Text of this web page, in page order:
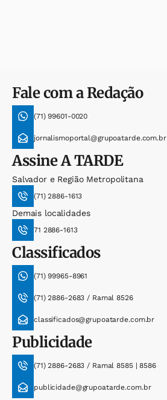
Fale com a Redação
(71) 99601-0020
jornalismoportal@grupoatarde.com.br
AssineA TARDE
Salvador e Região Metropolitana
(71) 2886-1613
Demais localidades
71 2886-1613
Classificados
(71) 99965-8961
(71) 2886-2683 / Ramal 8526
classificados@grupoatarde.com.br
Publicidade
(71) 2886-2683 / Ramal 8585 | 8586
publicidade@grupoatarde.com.br